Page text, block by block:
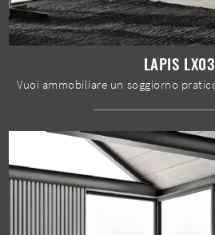
LAPIS LX03